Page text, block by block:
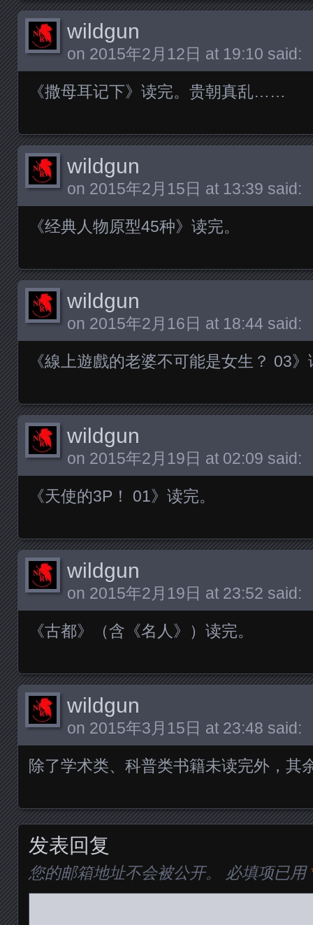
wildgun
on 2015年2月12日 at 19:10 said:
《撒母耳记下》读完。贵朝真乱……
wildgun
on 2015年2月15日 at 13:39 said:
《经典人物原型45种》读完。
wildgun
on 2015年2月16日 at 18:44 said:
《線上遊戲的老婆不可能是女生？ 03
wildgun
on 2015年2月19日 at 02:09 said:
《天使的3P！ 01》读完。
wildgun
on 2015年2月19日 at 23:52 said:
《古都》（含《名人》）读完。
wildgun
on 2015年3月15日 at 23:48 said:
除了学术类、科普类书籍未读完外，其
发表回复
您的邮箱地址不会被公开。 必填项已用